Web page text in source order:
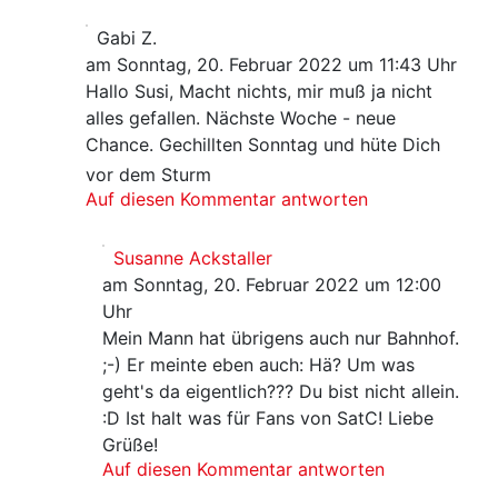
Gabi Z.
am Sonntag, 20. Februar 2022 um 11:43 Uhr
Hallo Susi, Macht nichts, mir muß ja nicht
alles gefallen. Nächste Woche - neue
Chance. Gechillten Sonntag und hüte Dich
vor dem Sturm
Auf diesen Kommentar antworten
Susanne Ackstaller
am Sonntag, 20. Februar 2022 um 12:00
Uhr
Mein Mann hat übrigens auch nur Bahnhof.
;-) Er meinte eben auch: Hä? Um was
geht's da eigentlich??? Du bist nicht allein.
:D Ist halt was für Fans von SatC! Liebe
Grüße!
Auf diesen Kommentar antworten